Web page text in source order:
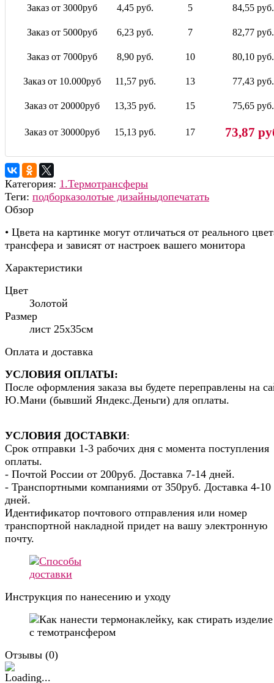
Заказ от 3000руб 4,45 руб. 5 84,55 руб.
Заказ от 5000руб 6,23 руб. 7 82,77 руб.
Заказ от 7000руб 8,90 руб. 10 80,10 руб.
Заказ от 10.000руб 11,57 руб. 13 77,43 руб.
Заказ от 20000руб 13,35 руб. 15 75,65 руб.
Заказ от 30000руб 15,13 руб. 17 73,87
Категория: 1.Термотрансферы
Теги: подборказолотые дизайныдопечатать
Обзор
• Цвета на картинке могут отличаться от реального
трансфера и зависят от настроек вашего монитора
Характеристики
Цвет
Золотой
Размер
лист 25х35см
Оплата и доставка
УСЛОВИЯ ОПЛАТЫ:
После оформления заказа вы будете переправлены на
Ю.Мани (бывший Яндекс.Деньги) для оплаты.
УСЛОВИЯ ДОСТАВКИ:
Срок отправки 1-3 рабочих дня с момента поступления
оплаты.
- Почтой России от 200руб. Доставка 7-14 дней.
- Транспортными компаниями от 350руб. Доставка 4-10
дней.
Идентификатор почтового отправления или номер
транспортной накладной придет на вашу электронную
почту.
Инструкция по нанесению и уходу
Отзывы (0)